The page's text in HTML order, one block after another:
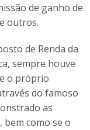
de ganho de
outros.
de Renda da
sempre houve
o próprio
do famoso
as
bem como se o